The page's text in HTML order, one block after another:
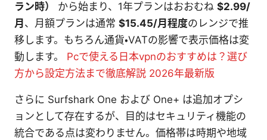
ラン時）
から始まり、1年プランはおおむね $2.99/
月 、月額プランは通常 $15.45/月程度のレンジで推
移します。もちろん通貨・VATの影響で表示価格は変
動します。 Pcで使える日本vpnのおすすめは？選び
方から設定方法まで徹底解説 2026年最新版
さらに Surfshark One および One+ は追加オプシ
ョンとして存在するが、目的はセキュリティ機能の
統合である点は変わりません。価格帯は時期や地域